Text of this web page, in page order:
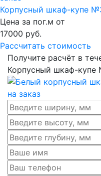
Корпусный шкаф-купе
Цена за пог.м от
17000 руб.
Рассчитать стоимость
Получите расчёт в
Корпусный шкаф-купе